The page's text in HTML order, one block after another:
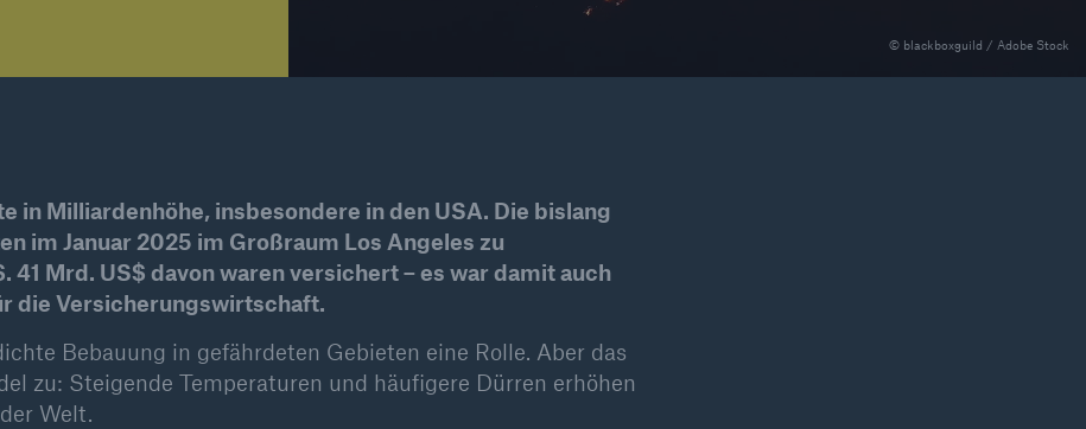
© blackboxguild / Adobe Stock
in Milliardenhöhe, insbesondere in den USA. Die bislang
im Januar 2025 im Großraum Los Angeles zu
Mrd. US$ davon waren versichert – es war damit auch
die Versicherungswirtschaft.
Bebauung in gefährdeten Gebieten eine Rolle. Aber das
zu: Steigende Temperaturen und häufigere Dürren erhöhen
Welt.
reduziert die
in
BU-Versicherung bis zu
600 bn
US Dollar im Jahr 2018